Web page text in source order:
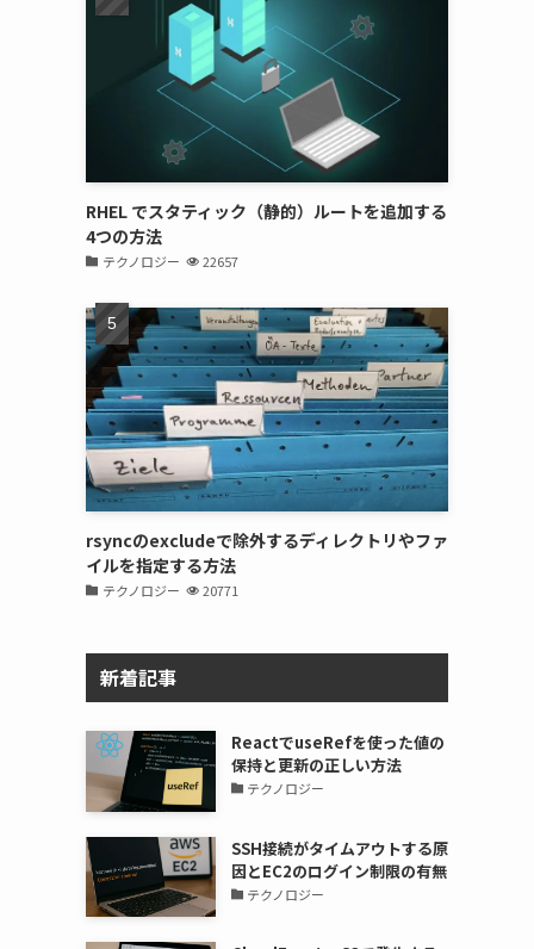
RHEL でスタティック（静的）ルートを追加する
4つの方法
テクノロジー 22657
rsyncのexcludeで除外するディレクトリやファ
イルを指定する方法
テクノロジー 20771
新着記事
ReactでuseRefを使った値の
保持と更新の正しい方法
テクノロジー
SSH接続がタイムアウトする原
因とEC2のログイン制限の有無
テクノロジー